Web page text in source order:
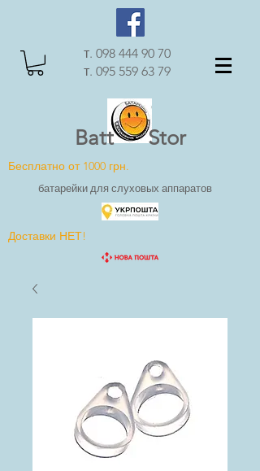
т. 098 444 90 70
т. 095 559 63 79
Batt Stor
Бесплатно от 1000 грн.
батарейки для слуховых аппаратов
Доставки НЕТ!